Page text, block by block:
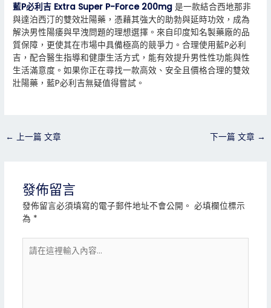
藍P必利吉 Extra Super P-Force 200mg 是一款結合西地那非
與達泊西汀的雙效壯陽藥，憑藉其強大的助勃與延時功效，成為
解決男性陽痿與早洩問題的理想選擇。來自印度知名製藥廠的品
質保障，更使其在市場中具備極高的競爭力。合理使用藍P必利
吉，配合醫生指導和健康生活方式，能有效提升男性性功能與性
生活滿意度。如果你正在尋找一款高效、安全且價格合理的雙效
壯陽藥，藍P必利吉無疑值得嘗試。
← 上一篇 文章 下一篇 文章 →
發佈留言
發佈留言必須填寫的電子郵件地址不會公開。 必填欄位標示
為 *
在